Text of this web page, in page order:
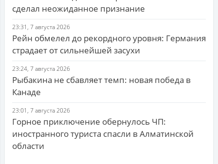
сделал неожиданное признание
23:31, 7 августа 2026
Рейн обмелел до рекордного уровня: Германия
страдает от сильнейшей засухи
23:24, 7 августа 2026
Рыбакина не сбавляет темп: новая победа в
Канаде
23:01, 7 августа 2026
Горное приключение обернулось ЧП:
иностранного туриста спасли в Алматинской
области